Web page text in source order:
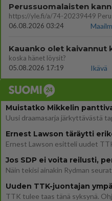
06.08.2026 03:24
Kauanko olet kaivannut
koska hänet löysit?
05.08.2026 17:19
Ikävä
Muistatko Mikkelin